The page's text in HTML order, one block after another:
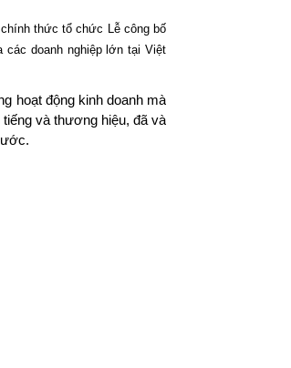
thức tổ chức Lễ công bố
các doanh nghiệp lớn tại Việt
hoạt động kinh doanh mà
và thương hiệu, đã và